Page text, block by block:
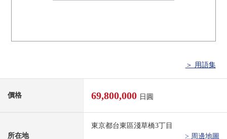
＞ 用語集
價格 69,800,000 日圓
所在地
東京都台東區淺草橋3丁目
> 周邊地圖